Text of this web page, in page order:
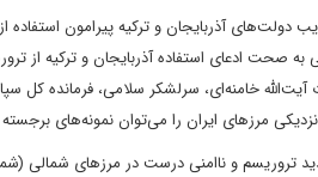
دولت‌های آذربایجان و ترکیه پیرامون
به صحت ادعای استفاده آذربایجان و ترکیه
خامنه‌ای، سرلشکر سلامی، فرمانده کل
نزدیکی مرزهای ایران را می‌توان نمونه‌های
تروریسم و ناامنی درست در مرزهای شمالی